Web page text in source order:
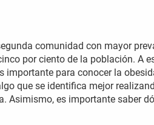
comunidad con mayor
por ciento de la población. A
importante para conocer la
que se identifica mejor
Asimismo, es importante saber